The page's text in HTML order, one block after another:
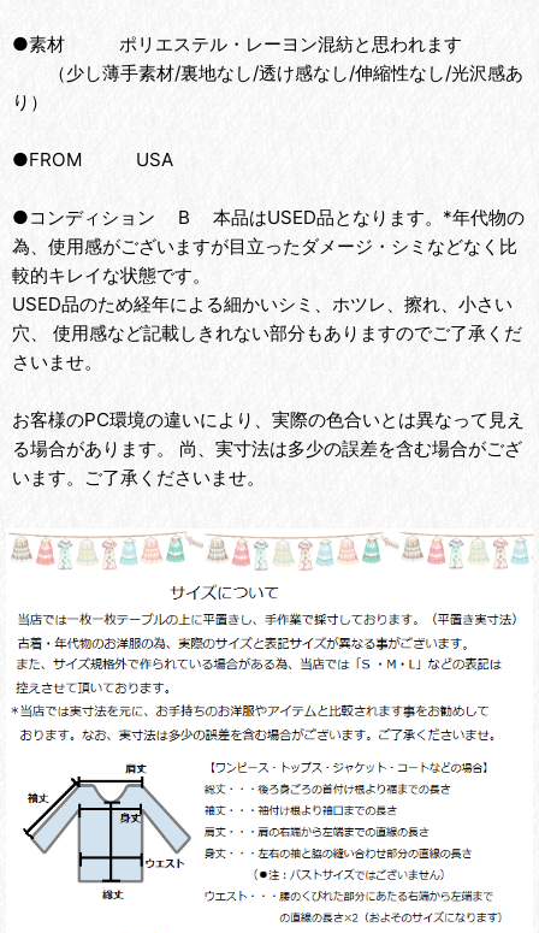
●素材 ポリエステル・レーヨン混紡と思われます
（少し薄手素材/裏地なし/透け感なし/伸縮性なし/光沢感あ
り）
●FROM USA
●コンディション B 本品はUSED品となります。*年代物の
為、使用感がございますが目立ったダメージ・シミなどなく比
較的キレイな状態です。
USED品のため経年による細かいシミ、ホツレ、擦れ、小さい
穴、 使用感など記載しきれない部分もありますのでご了承くだ
さいませ。
お客様のPC環境の違いにより、実際の色合いとは異なって見え
る場合があります。 尚、実寸法は多少の誤差を含む場合がござ
います。ご了承くださいませ。